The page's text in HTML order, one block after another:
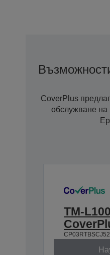
CoverPlus
обслужване на
TM-
CP03RTBSCJ52